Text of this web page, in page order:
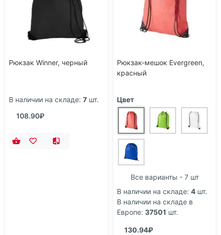
Рюкзак Winner, черный
В наличии на складе: 7 шт.
108.90₽
Рюкзак-мешок Evergreen,
красный
Цвет
Все варианты - 7 шт
В наличии на складе: 4 шт.
В наличии на складе в
Европе: 37501 шт.
130.94₽